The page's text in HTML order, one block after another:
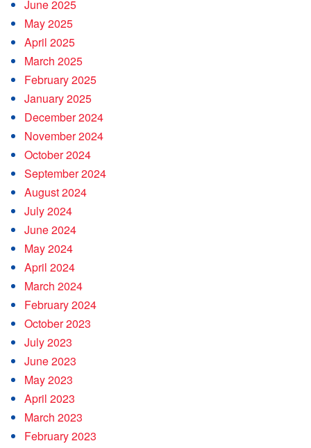
June 2025
May 2025
April 2025
March 2025
February 2025
January 2025
December 2024
November 2024
October 2024
September 2024
August 2024
July 2024
June 2024
May 2024
April 2024
March 2024
February 2024
October 2023
July 2023
June 2023
May 2023
April 2023
March 2023
February 2023